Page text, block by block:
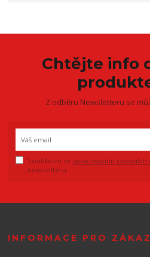
Chtějte info
Z odběru Newsletteru se
Souhlasím se zpracováním osobních
newsletteru.
INFORMACE PRO